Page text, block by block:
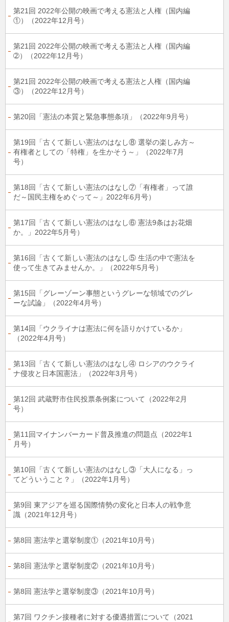
第21回 2022年公開の映画で考える憲法と人権（国内編
①）（2022年12月号）
第21回 2022年公開の映画で考える憲法と人権（国内編
➁）（2022年12月号）
第21回 2022年公開の映画で考える憲法と人権（国内編
③）（2022年12月号）
第20回「憲法の本質と緊急事態条項」（2022年9月号）
第19回「古くて新しい憲法のはなし⑧ 選挙の楽しみ方～
有権者としての「特権」を生かそう～」（2022年7月
号）
第18回「古くて新しい憲法のはなし⑦「有権者」って誰
だ～国民主権をめぐって～」2022年6月号）
第17回「古くて新しい憲法のはなし⑥ 憲法9条はお花畑
か。」2022年5月号）
第16回「古くて新しい憲法のはなし⑤ 生活の中で憲法を
使って生きてみませんか。」（2022年5月号）
第15回「グレーゾーン事態というグレーな領域でのグレ
ーな試論」（2022年4月号）
第14回「ウクライナは憲法に何を語りかけているか」
（2022年4月号）
第13回「古くて新しい憲法のはなし④ ロシアのウクライ
ナ侵攻と日本国憲法」（2022年3月号）
第12回 武蔵野市住民投票条例案について（2022年2月
号）
第11回マイナンバーカード普及推進の問題点（2022年1
月号）
第10回「古くて新しい憲法のはなし③「大人になる」っ
てどういうこと？」（2022年1月号）
第9回 東アジアを巡る国際情勢の変化と日本人の戦争意
識（2021年12月号）
第8回 憲法学と選挙制度①（2021年10月号）
第8回 憲法学と選挙制度②（2021年10月号）
第8回 憲法学と選挙制度③（2021年10月号）
第7回 ワクチン接種者に対する優遇措置について（2021